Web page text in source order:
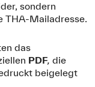
sondern
THA-Mailadresse.
das
PDF, die
beigelegt